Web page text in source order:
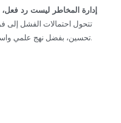
إدارة المخاطر ليست رد
تحسين، بفضل نهج علمي واستباقي في كل قرار نتخذه.